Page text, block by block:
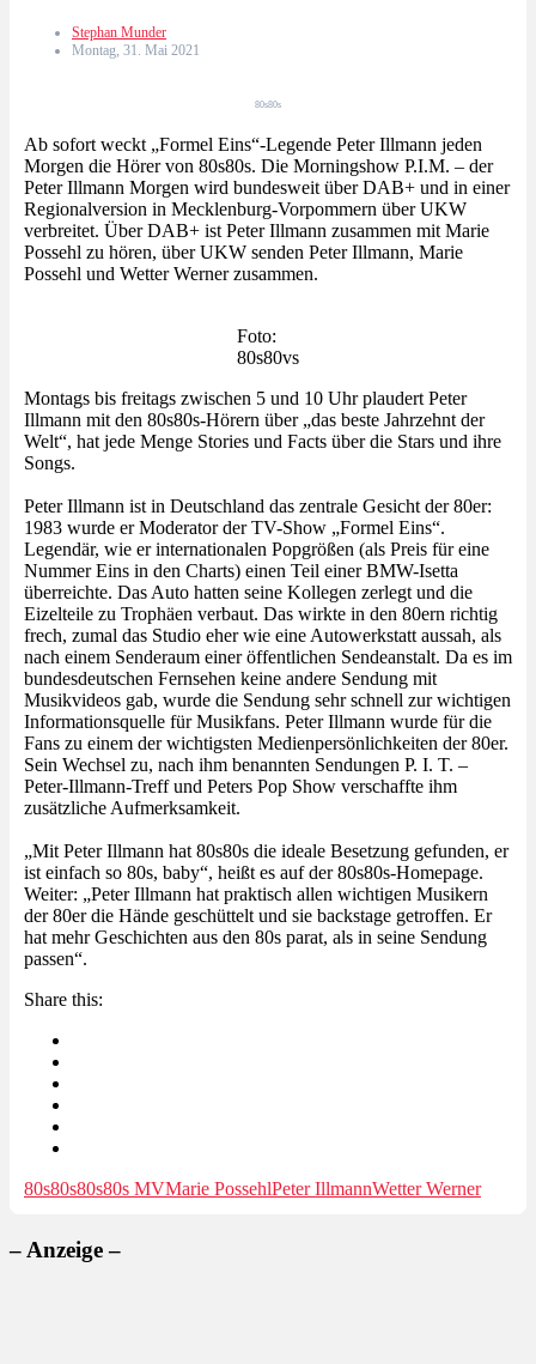
Stephan Munder
Montag, 31. Mai 2021
80s80s
Ab sofort weckt „Formel Eins“-Legende Peter Illmann jeden
Morgen die Hörer von 80s80s. Die Morningshow P.I.M. – der
Peter Illmann Morgen wird bundesweit über DAB+ und in einer
Regionalversion in Mecklenburg-Vorpommern über UKW
verbreitet. Über DAB+ ist Peter Illmann zusammen mit Marie
Possehl zu hören, über UKW senden Peter Illmann, Marie
Possehl und Wetter Werner zusammen.
Foto:
80s80vs
Montags bis freitags zwischen 5 und 10 Uhr plaudert Peter
Illmann mit den 80s80s-Hörern über „das beste Jahrzehnt der
Welt“, hat jede Menge Stories und Facts über die Stars und ihre
Songs.
Peter Illmann ist in Deutschland das zentrale Gesicht der 80er:
1983 wurde er Moderator der TV-Show „Formel Eins“.
Legendär, wie er internationalen Popgrößen (als Preis für eine
Nummer Eins in den Charts) einen Teil einer BMW-Isetta
überreichte. Das Auto hatten seine Kollegen zerlegt und die
Eizelteile zu Trophäen verbaut. Das wirkte in den 80ern richtig
frech, zumal das Studio eher wie eine Autowerkstatt aussah, als
nach einem Senderaum einer öffentlichen Sendeanstalt. Da es im
bundesdeutschen Fernsehen keine andere Sendung mit
Musikvideos gab, wurde die Sendung sehr schnell zur wichtigen
Informationsquelle für Musikfans. Peter Illmann wurde für die
Fans zu einem der wichtigsten Medienpersönlichkeiten der 80er.
Sein Wechsel zu, nach ihm benannten Sendungen P. I. T. –
Peter-Illmann-Treff und Peters Pop Show verschaffte ihm
zusätzliche Aufmerksamkeit.
„Mit Peter Illmann hat 80s80s die ideale Besetzung gefunden, er
ist einfach so 80s, baby“, heißt es auf der 80s80s-Homepage.
Weiter: „Peter Illmann hat praktisch allen wichtigen Musikern
der 80er die Hände geschüttelt und sie backstage getroffen. Er
hat mehr Geschichten aus den 80s parat, als in seine Sendung
passen“.
Share this:
80s80s80s80s MVMarie PossehlPeter IllmannWetter Werner
– Anzeige –